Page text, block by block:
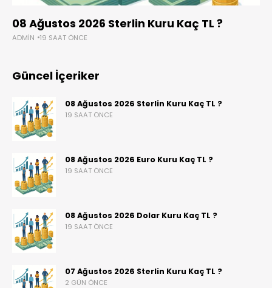
08 Ağustos 2026 Sterlin Kuru Kaç TL ?
ADMIN 19 SAAT ÖNCE
Güncel İçeriker
08 Ağustos 2026 Sterlin Kuru Kaç TL ?
19 SAAT ÖNCE
08 Ağustos 2026 Euro Kuru Kaç TL ?
19 SAAT ÖNCE
08 Ağustos 2026 Dolar Kuru Kaç TL ?
19 SAAT ÖNCE
07 Ağustos 2026 Sterlin Kuru Kaç TL ?
2 GÜN ÖNCE